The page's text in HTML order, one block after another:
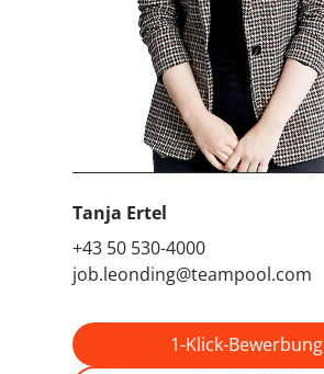
Tanja Ertel
+43 50 530-4000
job.leonding@teampool.com
1-Klick-Bewerbung